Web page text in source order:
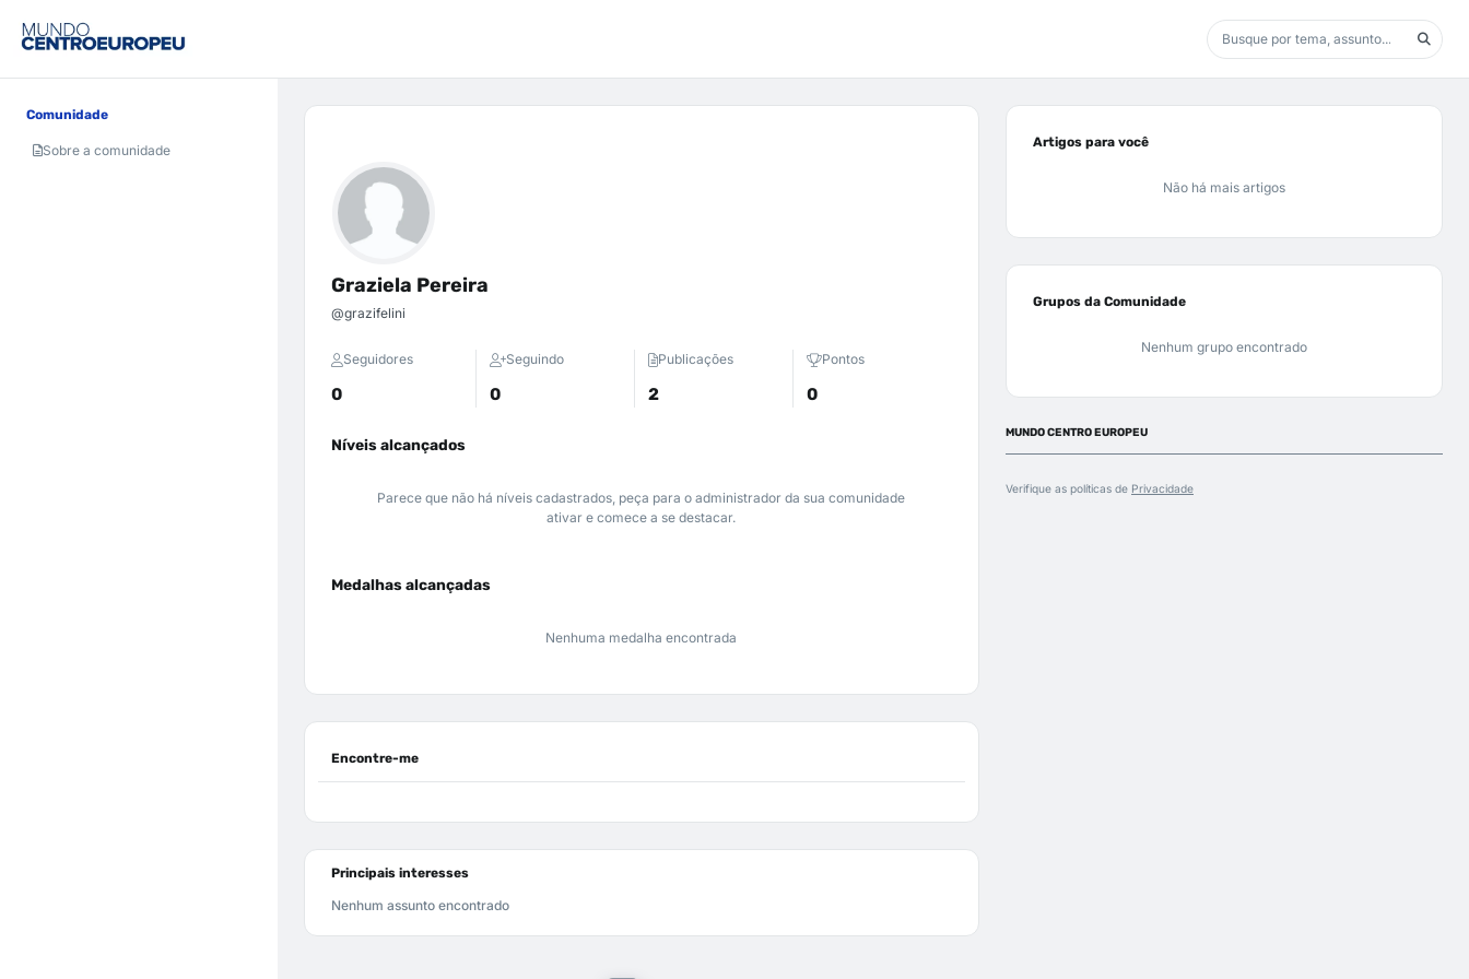
Comunidade
Sobre a comunidade
Graziela Pereira
@grazifelini
Seguidores
0
Seguindo
0
Publicações
2
Pontos
0
Níveis alcançados
Parece que não há níveis cadastrados, peça para o administrador da sua comunidade
ativar e comece a se destacar.
Medalhas alcançadas
Nenhuma medalha encontrada
Encontre-me
Principais interesses
Nenhum assunto encontrado
Artigos para você
Não há mais artigos
Grupos da Comunidade
Nenhum grupo encontrado
MUNDO CENTRO EUROPEU
Verifique as políticas de Privacidade